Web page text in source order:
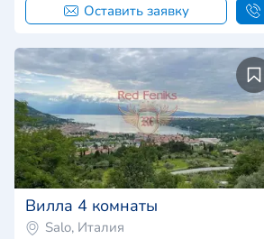
Оставить заявку
Вилла 4 комнаты
Salo, Италия